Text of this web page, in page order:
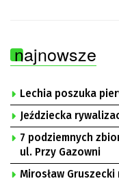
najnowsze
Lechia poszuka
Jeździecka
7 podziemnych
ul. Przy Gazowni
Mirosław